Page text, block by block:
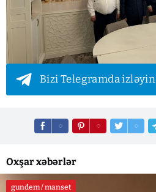
Bizi Telegramda izləyin
Oxşar xəbərlər
gundem / manset